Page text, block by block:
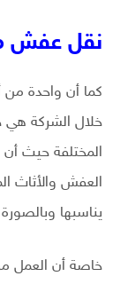
نقل عفش
كما أن واحدة من
خلال الشركة
المختلفة حيث
العفش والأثاث
يناسبها
خاصة أن العمل